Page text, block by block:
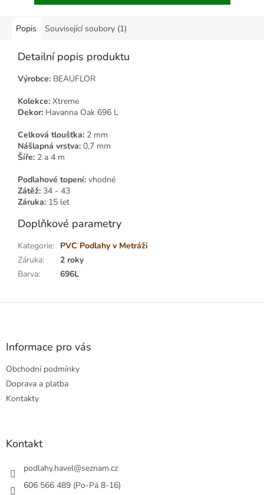
Popis Související soubory (1)
Detailní popis produktu
Výrobce: BEAUFLOR
Kolekce: Xtreme
Dekor: Havanna Oak 696 L
Celková tloušťka: 2 mm
Nášlapná vrstva: 0,7 mm
Šíře: 2 a 4 m
Podlahové topení: vhodné
Zátěž: 34 - 43
Záruka: 15 let
Doplňkové parametry
Kategorie: PVC Podlahy v Metráži
Záruka:
2 roky
Barva: 696L
Z
Informace pro vás
Obchodní podmínky
Doprava a platba
Kontakty
Kontakt
podlahy.havel@seznam.cz
606 566 489 (Po-Pá 8-16)